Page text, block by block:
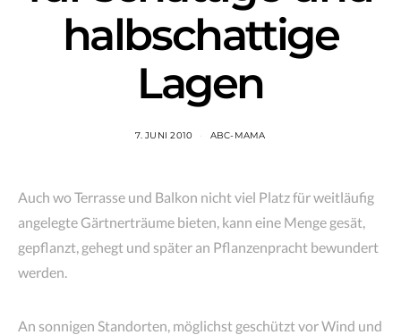
halbschattige
Lagen
7. JUNI 2010 ABC-MAMA
Auch wo Terrasse und Balkon nicht viel Platz für weitläufig
angelegte Gärtnerträume bieten, kann eine Menge gesät,
gepflanzt, gehegt und später an Pflanzenpracht bewundert
werden.
An sonnigen Standorten, möglichst geschützt vor Wind und